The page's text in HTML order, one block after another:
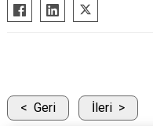
Geri İleri